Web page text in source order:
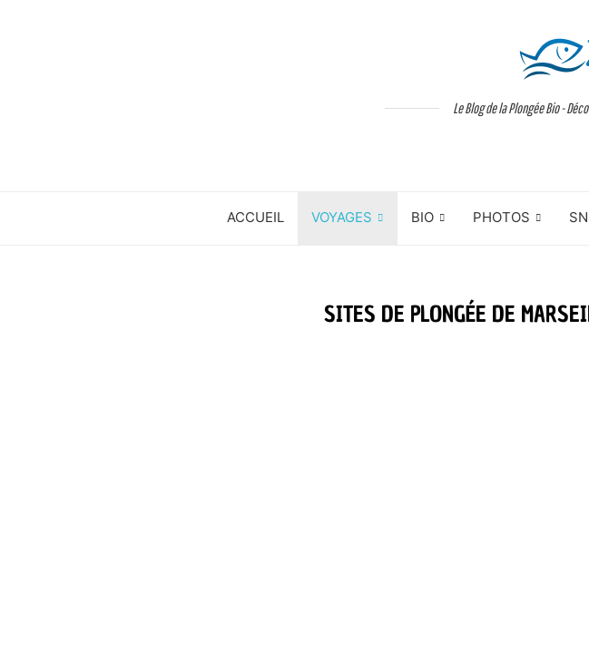
Le Blog de la Plongée Bio -
ACCUEIL VOYAGES BIO PHOTOS
SITES DE PLONGÉE DE